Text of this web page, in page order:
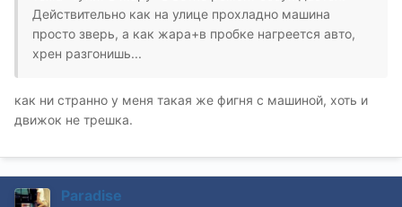
Действительно как на улице прохладно машина
просто зверь, а как жара+в пробке нагреется авто,
хрен разгонишь...
как ни странно у меня такая же фигня с машиной, хоть и
движок не трешка.
Paradise